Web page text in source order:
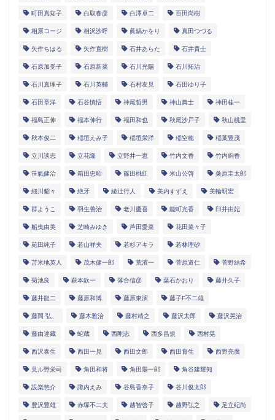
町田真知子 白取春彦 白澤卓二 百田尚樹
相原コージ 相沢沙呼 眞鍋かをり 真田つづる
矢作ちはる 矢作直樹 石井あらた 石井貴士
石原加受子 石原新菜 石川光陽 石川拓治
石川真理子 石川英輔 石村友見 石田ゆり子
石田章洋 石谷慎悟 神尾哲男 神山典士 神田桂一
福島正伸 福本伸行 福田和也 秋尾沙戸子 秋山桃里
秋本俊二 稲垣えみ子 稲垣栄洋 稲空穂 稲葉豊茂
立川談志 立花隆 立野井一恵 竹内文香 竹内絢香
笹氣健治 箱田忠昭 篠田桃紅 米山公啓 粂原圭太郎
細川貂々 絶牙 綾辻行人 美内すずえ 美輪明宏
群ようこ 羽生善治 老川慶喜 能町光香 臼井由妃
船曳由美 芝崎みゆき 芦田愛菜 花田菜々子
苑田純子 若山祥夫 若杉アキラ 若林理砂
苫米地英人 茂木健一郎 荒濱一 菅原道仁 菅野結希
菊池良 萩本欽一 落合信彦 葉石かおり 藤井久子
藤井龍二 藤原和博 藤原東演 藤子F不二雄
藤岡 弘、 藤木雅治 藤村靖之 藤沢太郎 藤沢晃治
藤由達藏 蛇蔵 西剛志 西多昌規 西村晃
西沢泰生 西田一見 西田文郎 西田育生 西野亮廣
見ル野栄司 角田和将 角田陽一郎 角谷建耀知
設楽悠介 諏内えみ 谷島香奈子 谷川俊太郎
豊沢豊雄 赤塚不二夫 越智啓子 越野弘之 足立紀尚